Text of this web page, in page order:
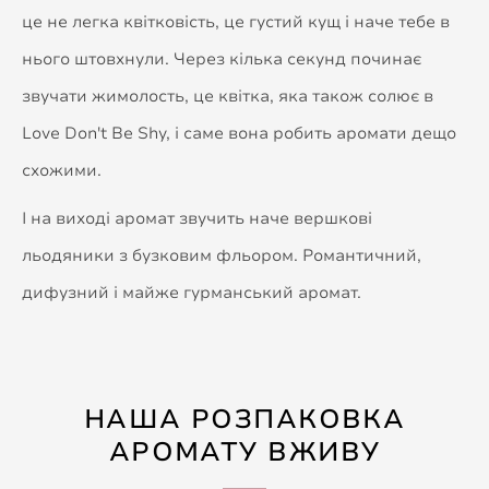
це не легка квітковість, це густий кущ і наче тебе в
нього штовхнули. Через кілька секунд починає
звучати жимолость, це квітка, яка також солює в
Love Don't Be Shy, і саме вона робить аромати дещо
схожими.
І на виході аромат звучить наче вершкові
льодяники з бузковим фльором. Романтичний,
дифузний і майже гурманський аромат.
НАША РОЗПАКОВКА
АРОМАТУ ВЖИВУ